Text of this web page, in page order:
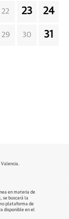
22 23 24
29 30 31
Valencia.
en materia de
se buscará la
plataforma de
disponible en el